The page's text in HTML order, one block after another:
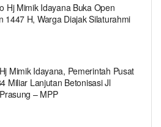
Hj Mimik Idayana Buka Open
1447 H, Warga Diajak Silaturahmi
Mimik Idayana, Pemerintah Pusat
Miliar Lanjutan Betonisasi Jl
– MPP